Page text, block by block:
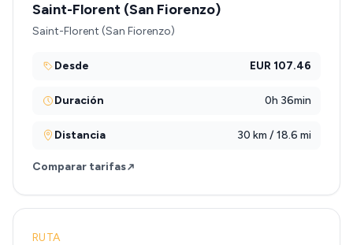
Saint-Florent (San Fiorenzo)
Saint-Florent (San Fiorenzo)
Desde EUR 107.46
Duración 0h 36min
Distancia 30 km / 18.6 mi
Comparar tarifas
RUTA